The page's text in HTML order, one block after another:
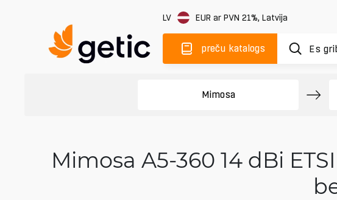
LV EUR ar PVN 21%, Latvija
preču katalogs
Mimosa
Mimosa A5-360 14 dBi